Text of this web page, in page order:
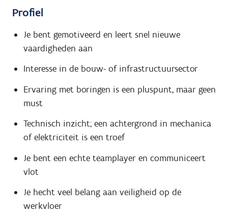
Profiel
Je bent gemotiveerd en leert snel nieuwe
vaardigheden aan
Interesse in de bouw- of infrastructuursector
Ervaring met boringen is een pluspunt, maar geen
must
Technisch inzicht; een achtergrond in mechanica
of elektriciteit is een troef
Je bent een echte teamplayer en communiceert
vlot
Je hecht veel belang aan veiligheid op de
werkvloer